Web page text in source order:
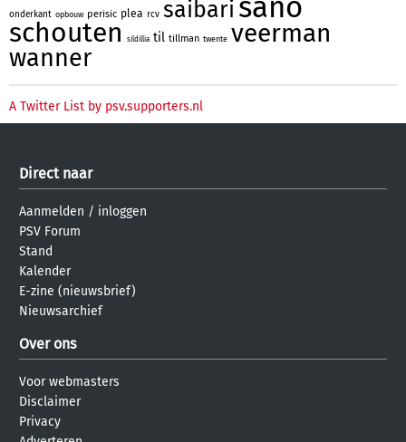
onderkant opbouw perisic plea rcv saibari
schouten sildillia til tillman twente veerman
wanner
A Twitter List by psv.supporters.nl
Direct naar
Aanmelden / inloggen
PSV Forum
Stand
Kalender
E-zine (nieuwsbrief)
Nieuwsarchief
Over ons
Voor webmasters
Disclaimer
Privacy